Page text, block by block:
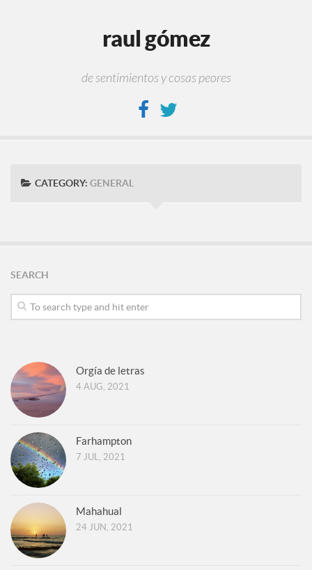
raul gómez
de sentimientos y cosas peores
CATEGORY: GENERAL
SEARCH
Orgía de letras
4 AUG, 2021
Farhampton
7 JUL, 2021
Mahahual
24 JUN, 2021